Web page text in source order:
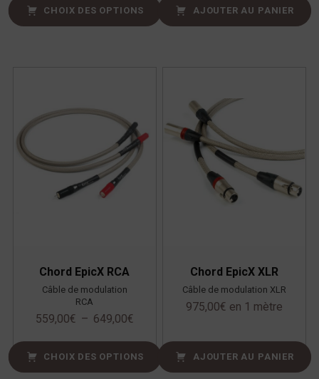
CHOIX DES OPTIONS AJOUTER AU PANIER
Chord EpicX RCA
Câble de modulation
RCA
559,00€ – 649,00€
CHOIX DES OPTIONS
Chord EpicX XLR
Câble de modulation XLR
975,00€ en 1 mètre
AJOUTER AU PANIER